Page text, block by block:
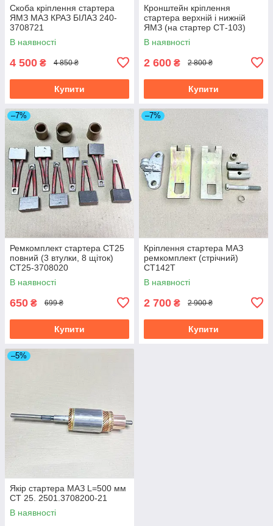
Скоба кріплення стартера
ЯМЗ МАЗ КРАЗ БІЛАЗ 240-
3708721
В наявності
4 500 ₴ 4 850 ₴
Купити
Кронштейн кріплення
стартера верхній і нижній
ЯМЗ (на стартер СТ-103)
236-3708702/236-3708704-Б
В наявності
2 600 ₴ 2 800 ₴
Купити
–7%
Ремкомплект стартера СТ25
повний (3 втулки, 8 щіток)
СТ25-3708020
В наявності
650 ₴ 699 ₴
Купити
–7%
Кріплення стартера МАЗ
ремкомплект (стрічний)
СТ142Т
В наявності
2 700 ₴ 2 900 ₴
Купити
–5%
Якір стартера МАЗ L=500 мм
СТ 25. 2501.3708200-21
В наявності